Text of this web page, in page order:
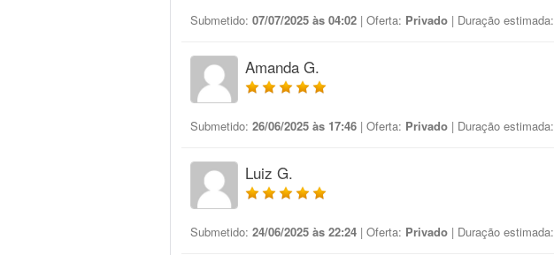
Submetido: 07/07/2025 às 04:02 | Oferta: Privado | Duração estimada:
Amanda G.
Submetido: 26/06/2025 às 17:46 | Oferta: Privado | Duração estimada:
Luiz G.
Submetido: 24/06/2025 às 22:24 | Oferta: Privado | Duração estimada: